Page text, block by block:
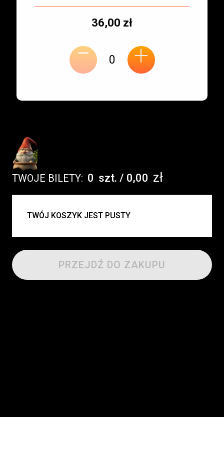
biletu:
Typ
Cena
36,00 zł
- +
TWOJE BILETY: 0 szt. / 0,00 zł
UWAGA:
TWÓJ KOSZYK JEST PUSTY
PRZEJDŹ DO ZAKUPU